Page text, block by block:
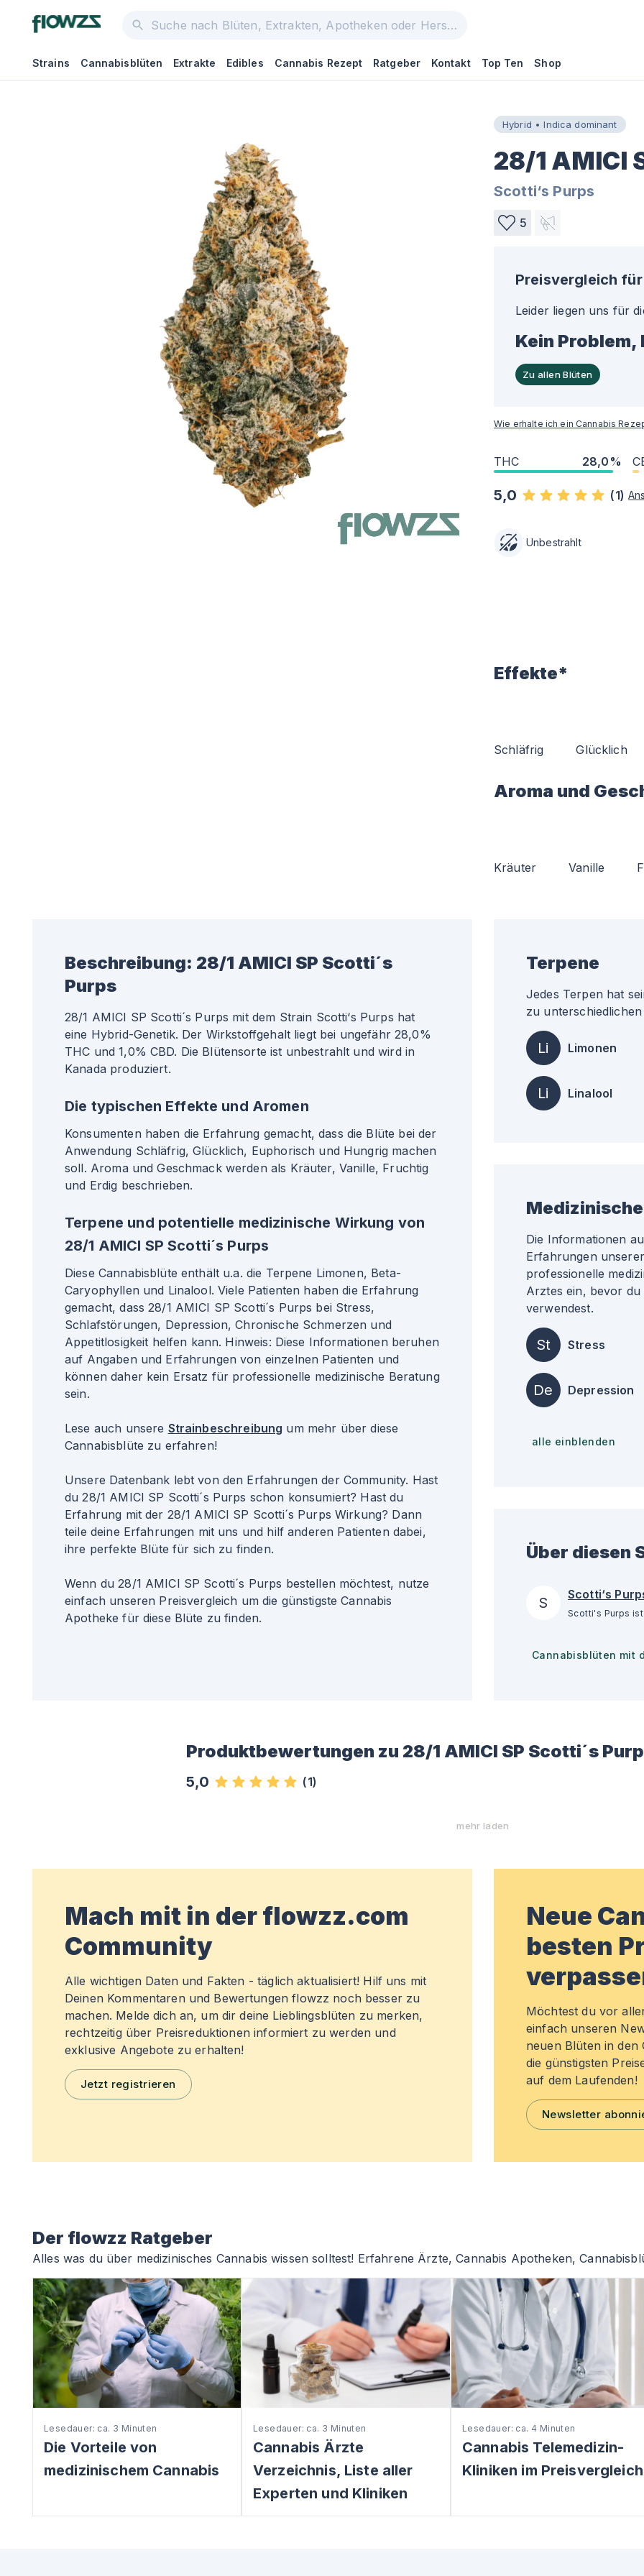
Strains Cannabisblüten Extrakte Edibles Cannabis Rezept Ratgeber Kontakt Top Ten Shop
Hybrid • Indica dominant
28/1 AMICI
Scotti‘s Purps
5
Preisvergleich für
Leider liegen uns für
Kein
Zu allen Blüten
Wie erhalte ich ein Cannabis
THC 28,0%
5,0 (1)
Unbestrahlt
Effekte*
Schläfrig Glücklich
Aroma und
Kräuter Vanille
Beschreibung: 28/1 AMICI SP Scotti´s
Purps
28/1 AMICI SP Scotti´s Purps mit dem Strain Scotti‘s Purps hat
eine Hybrid-Genetik. Der Wirkstoffgehalt liegt bei ungefähr 28,0%
THC und 1,0% CBD. Die Blütensorte ist unbestrahlt und wird in
Kanada produziert.
Die typischen Effekte und Aromen
Konsumenten haben die Erfahrung gemacht, dass die Blüte bei der
Anwendung Schläfrig, Glücklich, Euphorisch und Hungrig machen
soll. Aroma und Geschmack werden als Kräuter, Vanille, Fruchtig
und Erdig beschrieben.
Terpene und potentielle medizinische Wirkung von
28/1 AMICI SP Scotti´s Purps
Diese Cannabisblüte enthält u.a. die Terpene Limonen, Beta-
Caryophyllen und Linalool. Viele Patienten haben die Erfahrung
gemacht, dass 28/1 AMICI SP Scotti´s Purps bei Stress,
Schlafstörungen, Depression, Chronische Schmerzen und
Appetitlosigkeit helfen kann. Hinweis: Diese Informationen beruhen
auf Angaben und Erfahrungen von einzelnen Patienten und
können daher kein Ersatz für professionelle medizinische Beratung
sein.
Lese auch unsere Strainbeschreibung um mehr über diese
Cannabisblüte zu erfahren!
Unsere Datenbank lebt von den Erfahrungen der Community. Hast
du 28/1 AMICI SP Scotti´s Purps schon konsumiert? Hast du
Erfahrung mit der 28/1 AMICI SP Scotti´s Purps Wirkung? Dann
teile deine Erfahrungen mit uns und hilf anderen Patienten dabei,
ihre perfekte Blüte für sich zu finden.
Wenn du 28/1 AMICI SP Scotti´s Purps bestellen möchtest, nutze
einfach unseren Preisvergleich um die günstigste Cannabis
Apotheke für diese Blüte zu finden.
Terpene
Jedes Terpen hat
zu
Li Limonen
Li Linalool
Die Informationen
Erfahrungen
professionelle
Arztes ein, bevor
verwendest.
St Stress
De Depression
alle einblenden
Über diesen
S Scotti‘s
Cannabisblüten mit
Produktbewertungen zu 28/1 AMICI SP Scotti´s
5,0 (1)
mehr laden
Mach mit in der flowzz.com
Community
Alle wichtigen Daten und Fakten - täglich aktualisiert! Hilf uns mit
Deinen Kommentaren und Bewertungen flowzz noch besser zu
machen. Melde dich an, um dir deine Lieblingsblüten zu merken,
rechtzeitig über Preisreduktionen informiert zu werden und
exklusive Angebote zu erhalten!
Jetzt registrieren
Neue
besten
Möchtest du vor
einfach unseren
neuen Blüten in den
die günstigsten
auf dem Laufenden!
Newsletter
Der flowzz Ratgeber
Alles was du über medizinisches Cannabis wissen solltest! Erfahrene Ärzte, Cannabis Apotheken,
Lesedauer: ca. 3 Minuten
Die Vorteile von
medizinischem Cannabis
Lesedauer: ca. 3 Minuten
Cannabis Ärzte
Verzeichnis, Liste aller
Experten und Kliniken
Lesedauer: ca. 4 Minuten
Cannabis Telemedizin-
Kliniken im Preisvergleich